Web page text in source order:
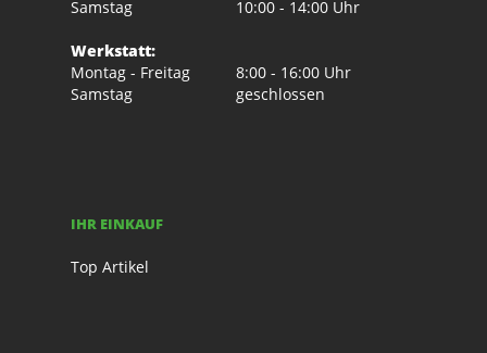
Samstag
10:00 - 14:00 Uhr
Werkstatt:
Montag - Freitag
8:00 - 16:00 Uhr
Samstag
geschlossen
IHR EINKAUF
Top Artikel